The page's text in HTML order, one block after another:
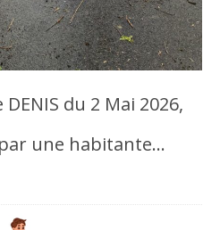
DENIS du 2 Mai 2026,
une habitante…